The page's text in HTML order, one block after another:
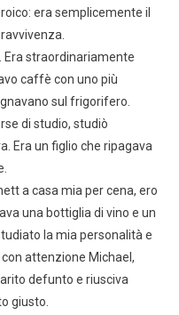
era semplicemente il
Era straordinariamente
caffè con uno più
sul frigorifero.
di studio, studiò
Era un figlio che ripagava
a casa mia per cena, ero
una bottiglia di vino e un
la mia personalità e
attenzione Michael,
defunto e riusciva
giusto.